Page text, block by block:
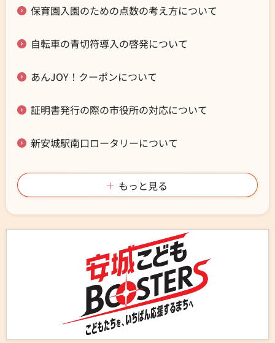
保育園入園のための点数の考え方について
自転車の青切符導入の啓発について
あんJOY！クーポンについて
証明書発行の際の市役所の対応について
新安城駅南口ロータリーについて
もっと見る